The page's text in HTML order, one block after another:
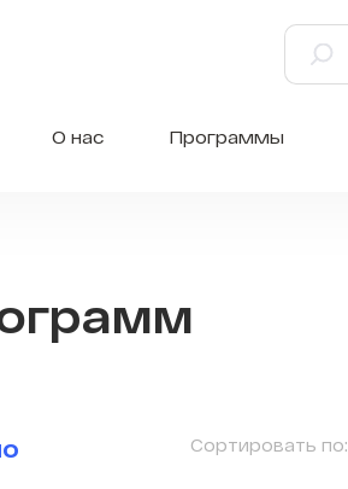
О нас Программы
Сортировать по: